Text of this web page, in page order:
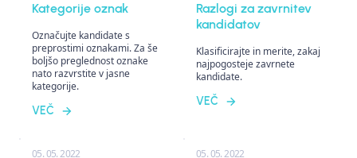
Kategorije oznak
Označujte kandidate s
preprostimi oznakami. Za še
boljšo preglednost oznake
nato razvrstite v jasne
kategorije.
VEČ
Razlogi za zavrnitev
kandidatov
Klasificirajte in merite, zakaj
najpogosteje zavrnete
kandidate.
VEČ
05. 05. 2022 05. 05. 2022